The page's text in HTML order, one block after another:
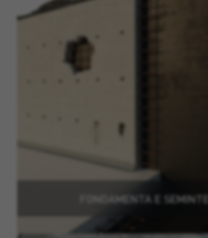
FONDAMENTA E